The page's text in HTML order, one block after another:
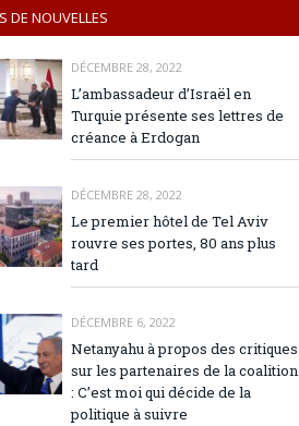
DE NOUVELLES
DÉCEMBRE 28, 2022
L’ambassadeur d’Israël en
Turquie présente ses lettres de
créance à Erdogan
DÉCEMBRE 28, 2022
Le premier hôtel de Tel Aviv
rouvre ses portes, 80 ans plus
tard
DÉCEMBRE 6, 2022
Netanyahu à propos des critiques
sur les partenaires de la coalition
: C’est moi qui décide de la
politique à suivre